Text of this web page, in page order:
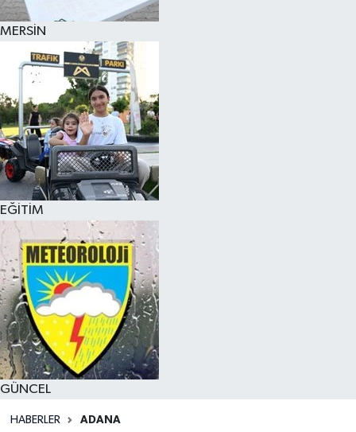
MERSİN
EĞİTİM
GÜNCEL
HABERLER ADANA